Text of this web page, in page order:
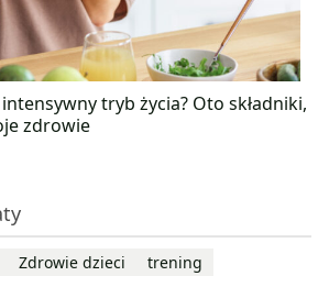
tryb życia? Oto składniki,
zdrowie
Zdrowie dzieci trening